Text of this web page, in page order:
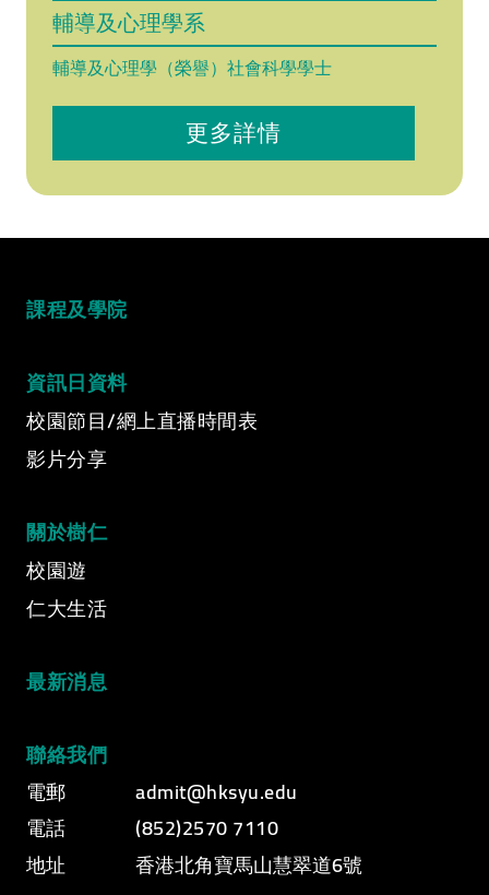
輔導及心理學系
輔導及心理學（榮譽）社會科學學士
更多詳情
課程及學院
資訊日資料
校園節目/網上直播時間表
影片分享
關於樹仁
校園遊
仁大生活
最新消息
聯絡我們
電郵
admit@hksyu.edu
電話
(852)2570 7110
地址
香港北角寶馬山慧翠道6號